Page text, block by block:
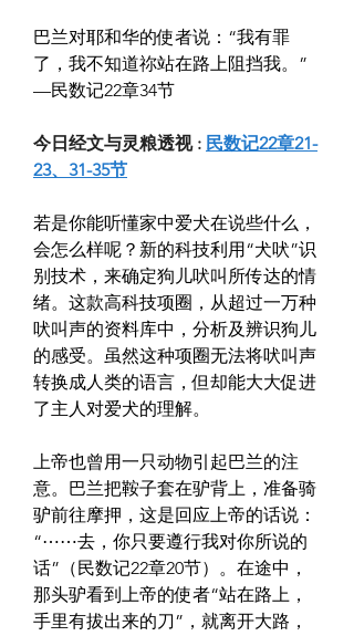
巴兰对耶和华的使者说：“我有罪
了，我不知道祢站在路上阻挡我。”
—民数记22章34节
今日经文与灵粮透视 : 民数记22章21-
23、31-35节
若是你能听懂家中爱犬在说些什么，
会怎么样呢？新的科技利用“犬吠”识
别技术，来确定狗儿吠叫所传达的情
绪。这款高科技项圈，从超过一万种
吠叫声的资料库中，分析及辨识狗儿
的感受。虽然这种项圈无法将吠叫声
转换成人类的语言，但却能大大促进
了主人对爱犬的理解。
上帝也曾用一只动物引起巴兰的注
意。巴兰把鞍子套在驴背上，准备骑
驴前往摩押，这是回应上帝的话说：
“⋯⋯去，你只要遵行我对你所说的
话”（民数记22章20节）。在途中，
那头驴看到上帝的使者“站在路上，
手里有拔出来的刀”，就离开大路，